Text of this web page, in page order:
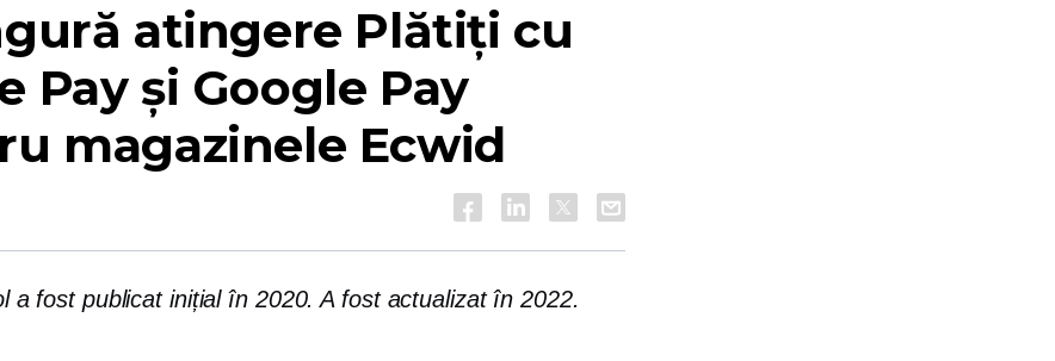
atingere Plătiți cu
Pay și Google Pay
magazinele Ecwid
a fost publicat inițial în 2020. A fost actualizat în 2022.